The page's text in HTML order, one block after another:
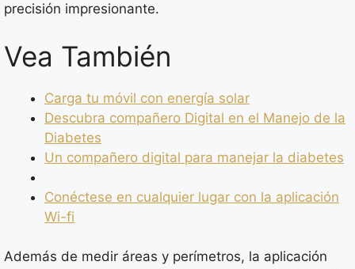
precisión impresionante.
Vea También
Carga tu móvil con energía solar
Descubra compañero Digital en el Manejo de la
Diabetes
Un compañero digital para manejar la diabetes
Conéctese en cualquier lugar con la aplicación
Wi-fi
Además de medir áreas y perímetros, la aplicación